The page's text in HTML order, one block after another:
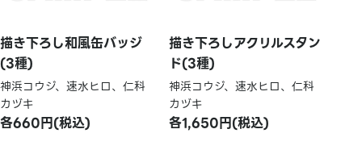
描き下ろし和風缶バッジ
(3種)
神浜コウジ、速水ヒロ、仁科
カヅキ
各660円(税込)
描き下ろしアクリルスタン
ド(3種)
神浜コウジ、速水ヒロ、仁科
カヅキ
各1,650円(税込)